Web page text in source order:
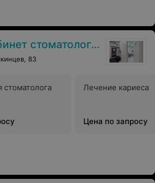
Анны Ракутько
83
стоматолога Лечение кариеса
Цена по запросу